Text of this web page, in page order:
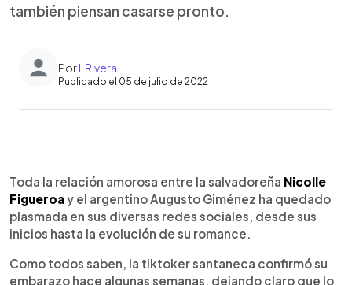
también piensan casarse pronto.
PorI. Rivera
Publicado el 05 de julio de 2022
Escuchar artículo
Toda la relación amorosa entre la salvadoreña Nicolle
Figueroay el argentino Augusto Giménez ha quedado
plasmada en sus diversas redes sociales, desde sus
inicios hasta la evolución de su romance.
Como todos saben, la tiktoker santaneca confirmó su
embarazo hace algunas semanas, dejando claro que lo